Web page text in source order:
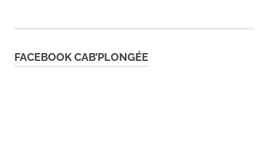
FACEBOOK CAB’PLONGÉE